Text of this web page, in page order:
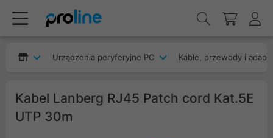
Urządzenia peryferyjne PC Kable, przewody i
Kabel Lanberg RJ45 Patch cord Kat.5E
UTP 30m